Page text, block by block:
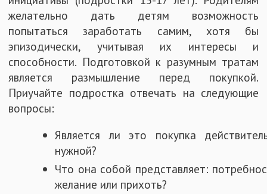
желательно дать детям возможность
попытаться заработать самим, хотя бы
эпизодически, учитывая их интересы и
способности. Подготовкой к разумным тратам
является размышление перед покупкой.
Приучайте подростка отвечать на следующие
вопросы:
Является ли это покупка
нужной?
Что она собой представляет:
желание или прихоть?